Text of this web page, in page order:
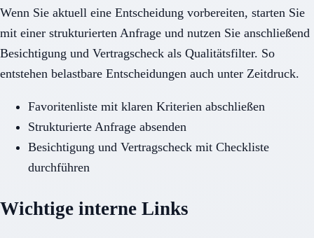
Wenn Sie aktuell eine Entscheidung vorbereiten, starten Sie
mit einer strukturierten Anfrage und nutzen Sie anschließend
Besichtigung und Vertragscheck als Qualitätsfilter. So
entstehen belastbare Entscheidungen auch unter Zeitdruck.
Favoritenliste mit klaren Kriterien abschließen
Strukturierte Anfrage absenden
Besichtigung und Vertragscheck mit Checkliste
durchführen
Wichtige interne Links